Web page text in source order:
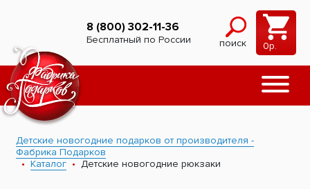
8 (800) 302-11-36
Бесплатный по России поиск 0р.
Детские новогодние подарков от производителя -
Фабрика Подарков
Каталог
Детские новогодние рюкзаки